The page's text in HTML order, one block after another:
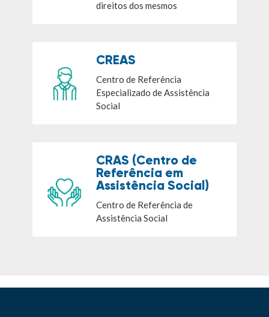
direitos dos mesmos
CREAS
Centro de Referência
Especializado de Assistência
Social
CRAS (Centro de
Referência em
Assistência Social)
Centro de Referência de
Assistência Social